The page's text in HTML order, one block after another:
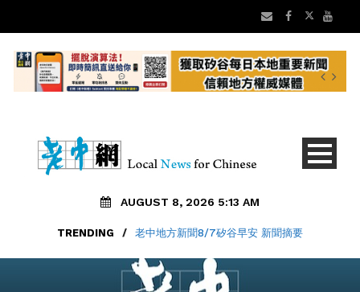
AUGUST 8, 2026 5:13 AM
TRENDING / 老中地方新聞8/7矽谷早安 新聞摘要